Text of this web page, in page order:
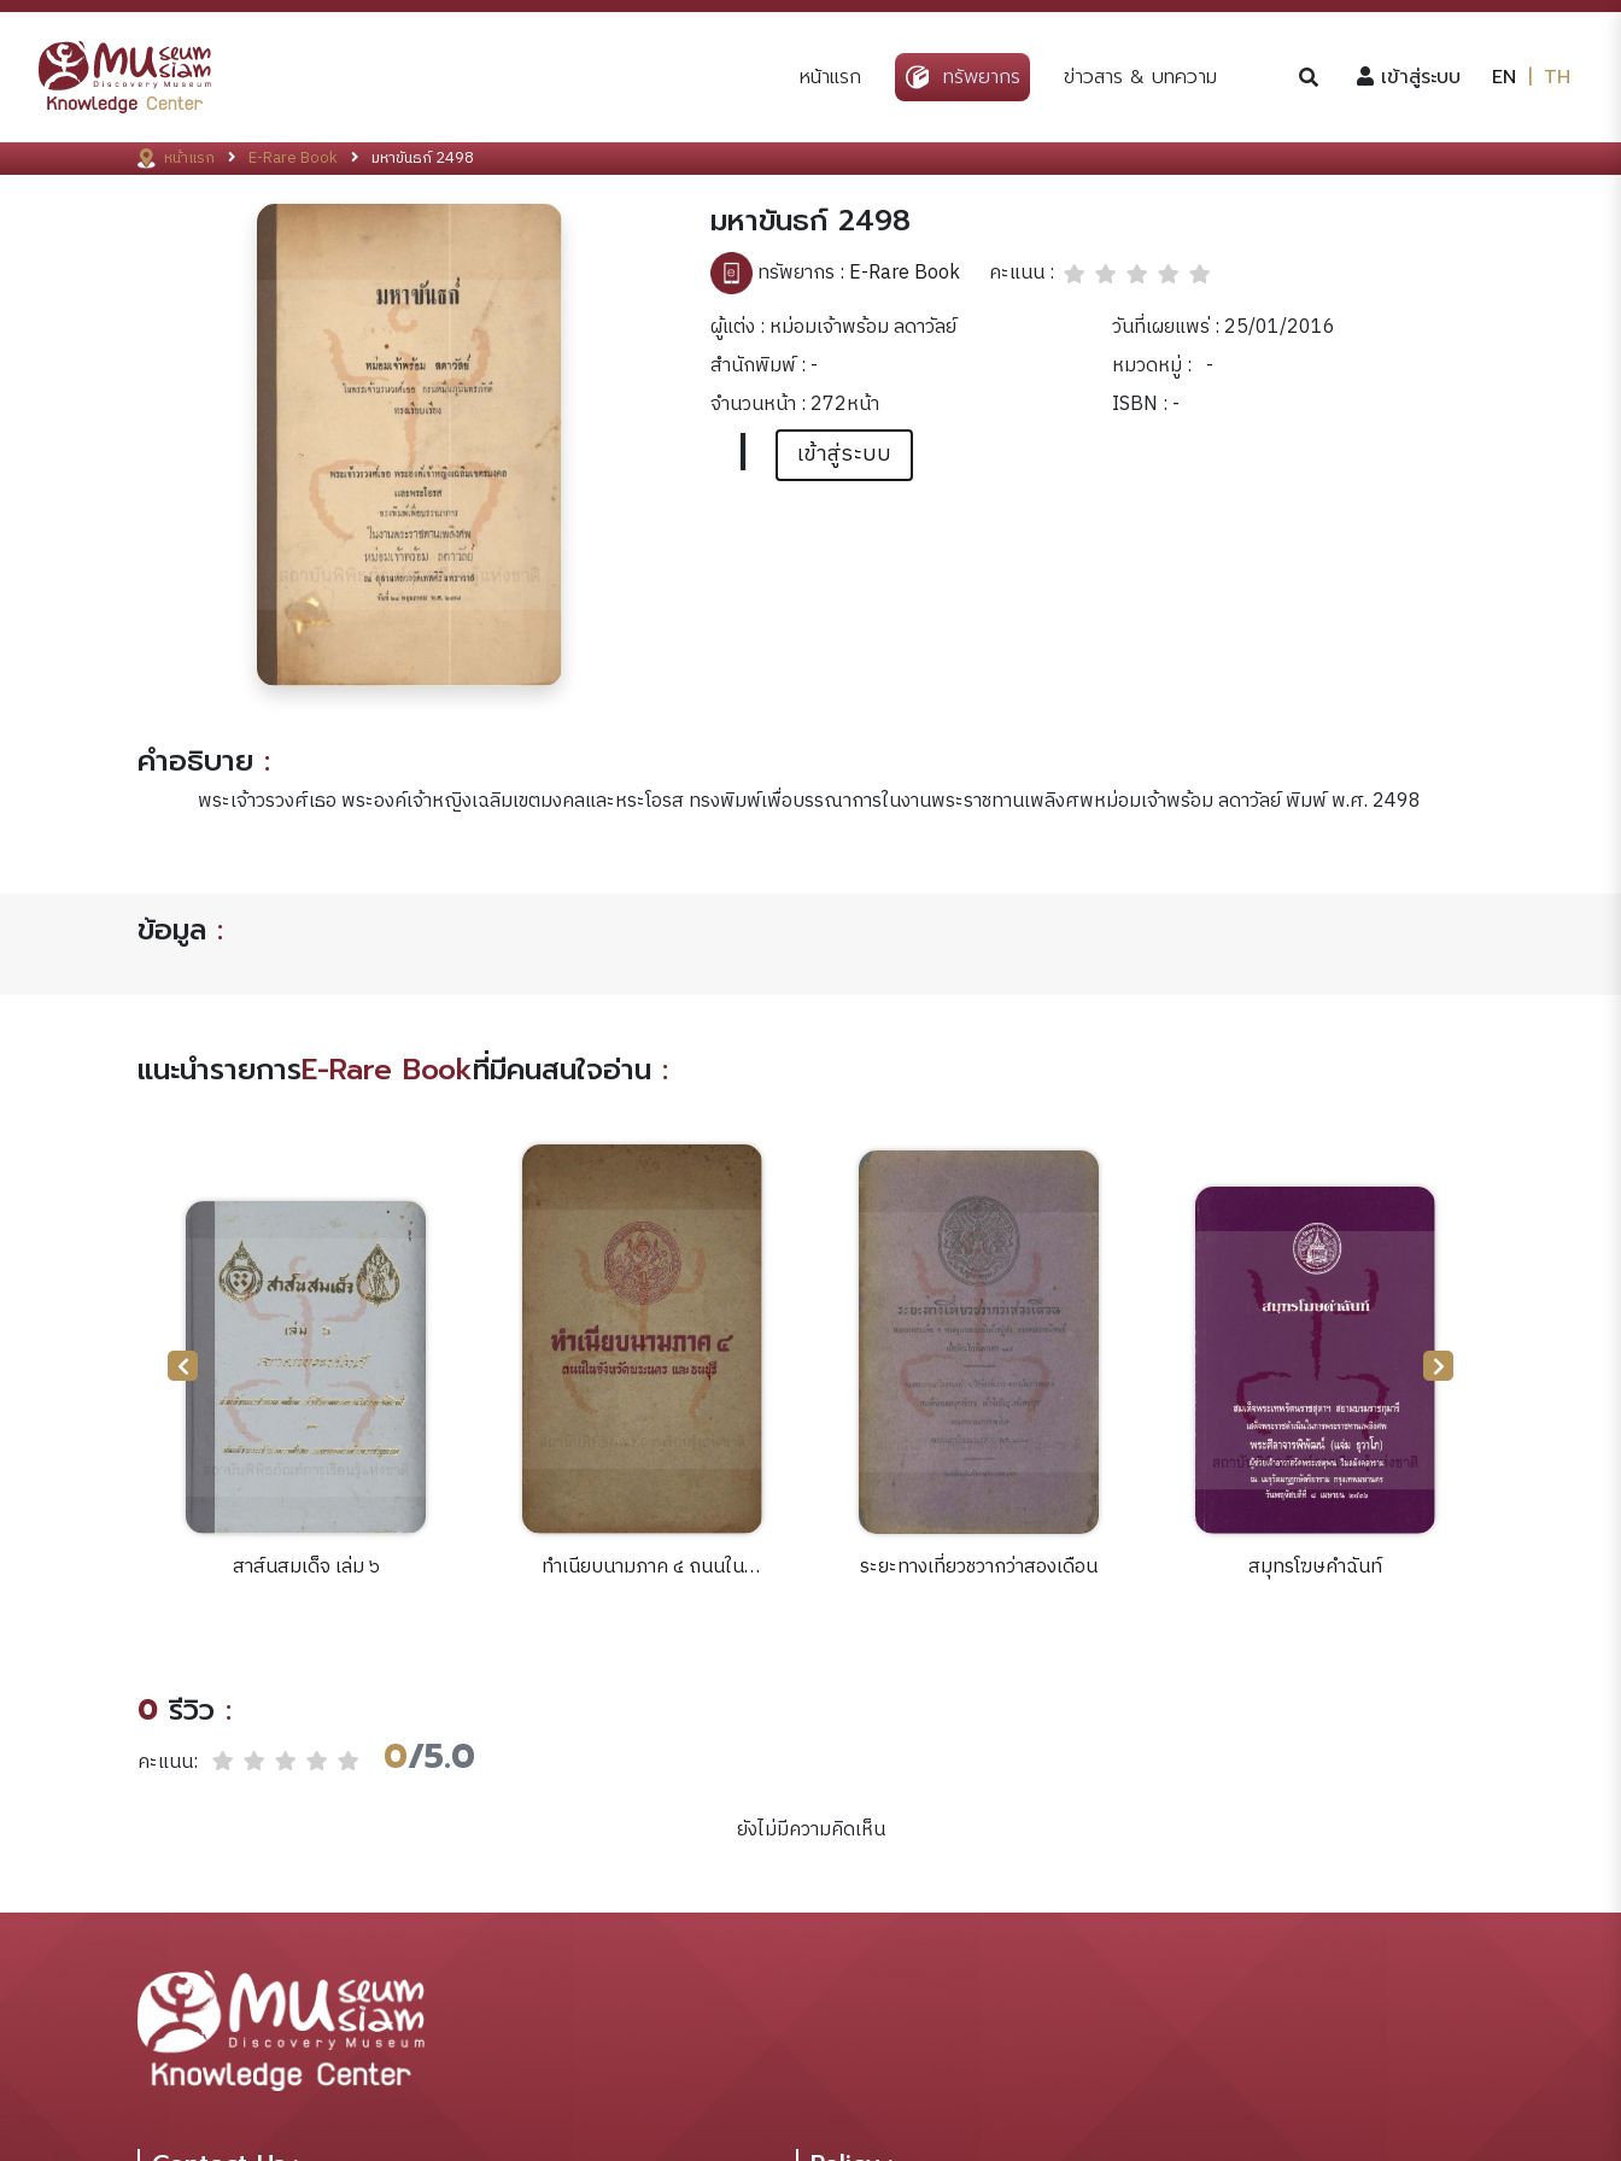
หน้าแรก ทรัพยากร ข่าวสาร & บทความ เข้าสู่ระบบ (current)
EN | TH
หน้าแรก E-Rare Book มหาขันธก์ 2498
มหาขันธก์ 2498
ทรัพยากร : E-Rare Book
คะแนน :
ผู้แต่ง : หม่อมเจ้าพร้อม ลดาวัลย์
วันที่เผยแพร่ : 25/01/2016
สำนักพิมพ์ : -
หมวดหมู่ : -
จำนวนหน้า : 272หน้า
ISBN : -
| เข้าสู่ระบบ
คำอธิบาย :
พระเจ้าวรวงศ์เธอ พระองค์เจ้าหญิงเฉลิมเขตมงคลและหระโอรส ทรงพิมพ์เพื่อบรรณาการในงานพระราชทานเพลิงศพหม่อมเจ้าพร้อม ลดาวัลย์ พิมพ์ พ.ศ. 2498
ข้อมูล :
แนะนำรายการE-Rare Bookที่มีคนสนใจอ่าน :
สาส์นสมเด็จ เล่ม ๖
ทำเนียบนามภาค ๔ ถนนใน
ระยะทางเที่ยวชวากว่าสองเดือน สมุทรโฆษคำฉันท์
0 รีวิว :
คะแนน: 0/5.0
ยังไม่มีความคิดเห็น